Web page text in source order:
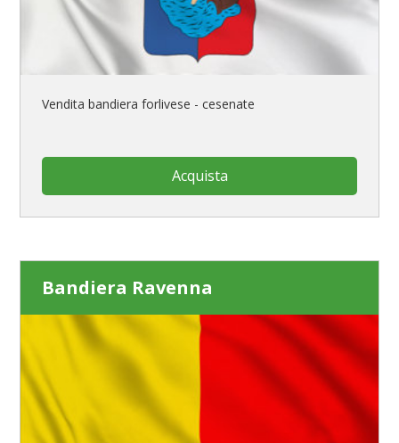
Vendita bandiera forlivese - cesenate
Acquista
Bandiera Ravenna